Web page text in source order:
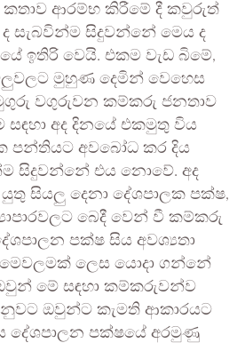
ආරම්භ කිරීමේ දී කවුරුත්
සැබවින්ම සිදුවන්නේ මෙය ද
ඉතිරි වෙයි. එකම වැඩ බිමේ,
මුහුණ දෙමින් වෙහෙස
වගුරුවන කම්කරු ජනතාව
සඳහා අද දිනයේ එකමුතු විය
පන්තියට අවබෝධ කර දිය
සිදුවන්නේ එය නොවේ. අද
සියලු දෙනා දේශපාලක පක්ෂ,
බෙදී වෙන් වී කම්කරු
පක්ෂ සිය අවශ්‍යතා
මෙවලමක් ලෙස යොදා ගන්නේ
මේ සඳහා කම්කරුවන්ව
ඔවුන්ට කැමති ආකාරයට
දේශපාලන පක්ෂයේ අරමුණු